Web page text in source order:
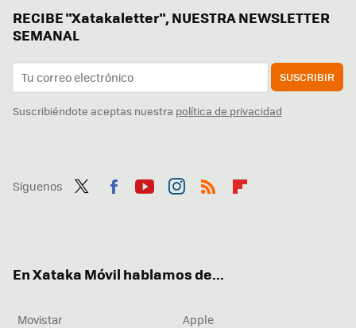
RECIBE "Xatakaletter", NUESTRA NEWSLETTER
SEMANAL
SUSCRIBIR
Suscribiéndote aceptas nuestra política de privacidad
Síguenos
En Xataka Móvil hablamos de...
Movistar
Apple